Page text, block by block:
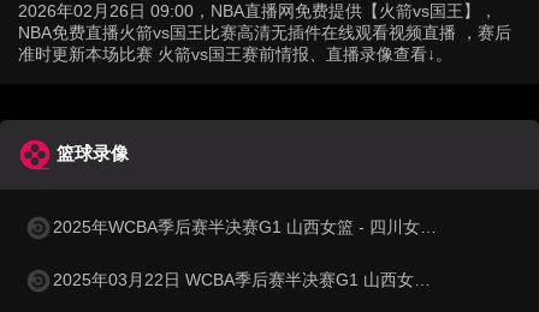
2026年02月26日 09:00，NBA直播网免费提供【火箭vs国王】，
NBA免费直播火箭vs国王比赛高清无插件在线观看视频直播 ，赛后
准时更新本场比赛 火箭vs国王赛前情报、直播录像查看↓。
篮球录像
2025年WCBA季后赛半决赛G1 山西女篮 - 四川女篮 全场录像
2025年03月22日 WCBA季后赛半决赛G1 山西女篮 74-79 四川女篮 全场集锦